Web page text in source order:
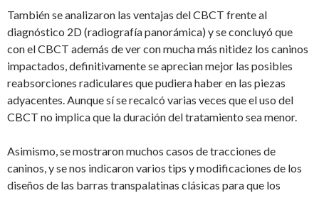
También se analizaron las ventajas del CBCT frente al
diagnóstico 2D (radiografía panorámica) y se concluyó que
con el CBCT además de ver con mucha más nitidez los caninos
impactados, definitivamente se aprecian mejor las posibles
reabsorciones radiculares que pudiera haber en las piezas
adyacentes. Aunque sí se recalcó varias veces que el uso del
CBCT no implica que la duración del tratamiento sea menor.
Asimismo, se mostraron muchos casos de tracciones de
caninos, y se nos indicaron varios tips y modificaciones de los
diseños de las barras transpalatinas clásicas para que los